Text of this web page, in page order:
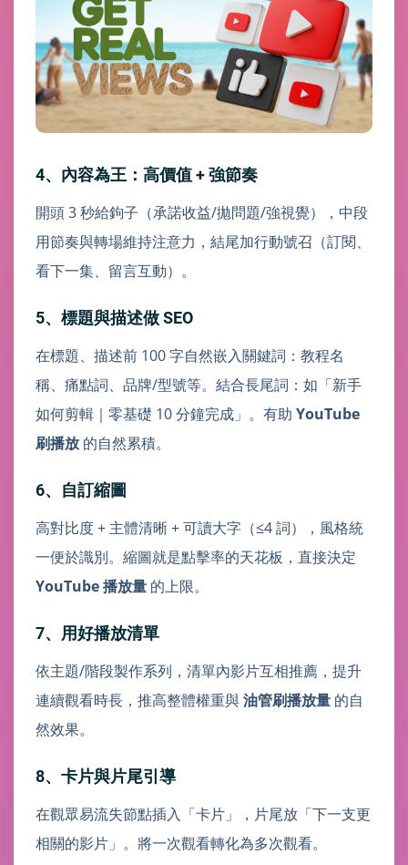
4、內容為王：高價值 + 強節奏
開頭 3 秒給鉤子（承諾收益/拋問題/強視覺），中段
用節奏與轉場維持注意力，結尾加行動號召（訂閱、
看下一集、留言互動）。
5、標題與描述做 SEO
在標題、描述前 100 字自然嵌入關鍵詞：教程名
稱、痛點詞、品牌/型號等。結合長尾詞：如「新手
如何剪輯｜零基礎 10 分鐘完成」。有助 YouTube
刷播放 的自然累積。
6、自訂縮圖
高對比度 + 主體清晰 + 可讀大字（≤4 詞），風格統
一便於識別。縮圖就是點擊率的天花板，直接決定
YouTube 播放量 的上限。
7、用好播放清單
依主題/階段製作系列，清單內影片互相推薦，提升
連續觀看時長，推高整體權重與油管刷播放量 的自
然效果。
8、卡片與片尾引導
在觀眾易流失節點插入「卡片」，片尾放「下一支更
相關的影片」。將一次觀看轉化為多次觀看。